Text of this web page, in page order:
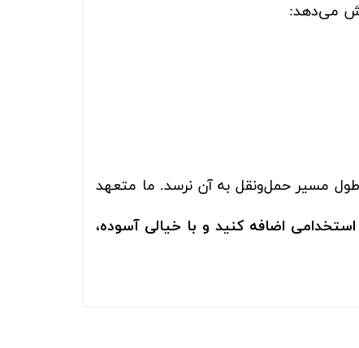
می‌دهد:
مسیر حمل‌ونقل به آن نرسد. ما متعهد
اضافه کنید و با خیالی آسوده،